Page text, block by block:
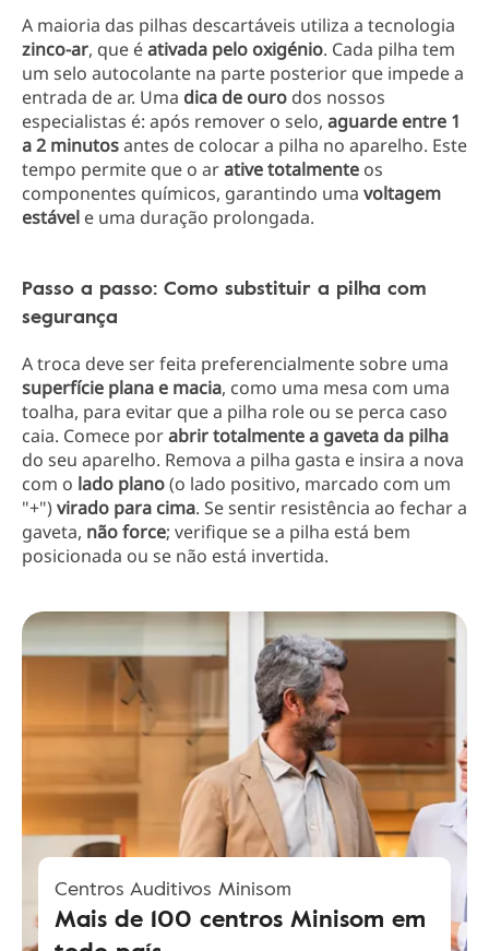
A maioria das pilhas descartáveis utiliza a tecnologia
zinco-ar, que éativada pelo oxigénio. Cada pilha tem
um selo autocolante na parte posterior que impede a
entrada de ar. Uma dica de ouro dos nossos
especialistas é: após remover o selo, aguarde entre 1
a 2 minutosantes de colocar a pilha no aparelho. Este
tempo permite que o arative totalmente os
componentes químicos, garantindo uma voltagem
estável e uma duração prolongada.
Passo a passo: Como substituir a pilha com
segurança
A troca deve ser feita preferencialmente sobre uma
superfície plana e macia, como uma mesa com uma
toalha, para evitar que a pilha role ou se perca caso
caia. Comece porabrir totalmente a gaveta da pilha
do seu aparelho. Remova a pilha gasta e insira a nova
com o lado plano(o lado positivo, marcado com um
"+")virado para cima. Se sentir resistência ao fechar a
gaveta, não force; verifique se a pilha está bem
posicionada ou se não está invertida.
Centros Auditivos Minisom
Mais de 100 centros Minisom em